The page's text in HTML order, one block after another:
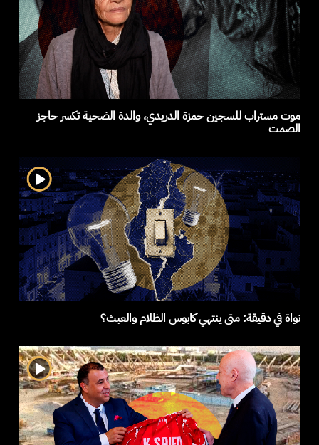
موت مستراب للسجين حمزة الدريدي، والدة الضحية تكسر حاجز
الصمت
نواة في دقيقة: متى ينتهي كابوس الظلام والعبث؟